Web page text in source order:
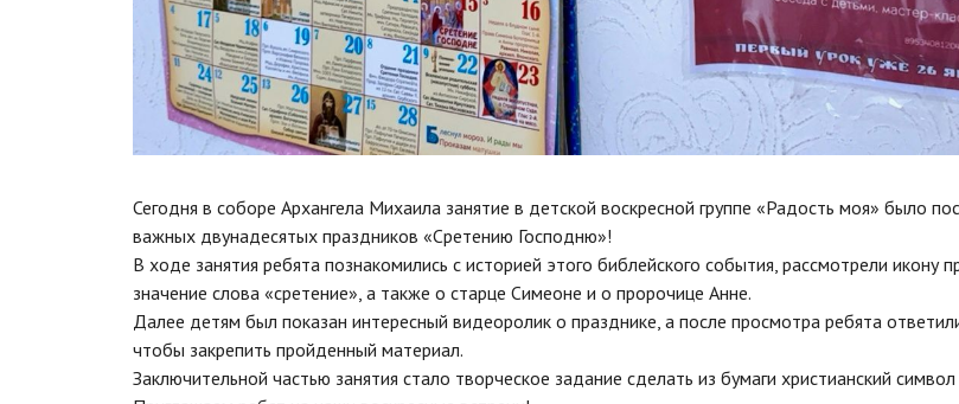
Сегодня в соборе Архангела Михаила занятие в детской воскресной группе «Радость моя» было
важных двунадесятых праздников «Сретению Господню»!
В ходе занятия ребята познакомились с историей этого библейского события, рассмотрели икону
значение слова «сретение», а также о старце Симеоне и о пророчице Анне.
Далее детям был показан интересный видеоролик о празднике, а после просмотра ребята
чтобы закрепить пройденный материал.
Заключительной частью занятия стало творческое задание сделать из бумаги христианский символ